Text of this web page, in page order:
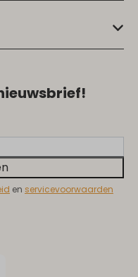
en servicevoorwaarden